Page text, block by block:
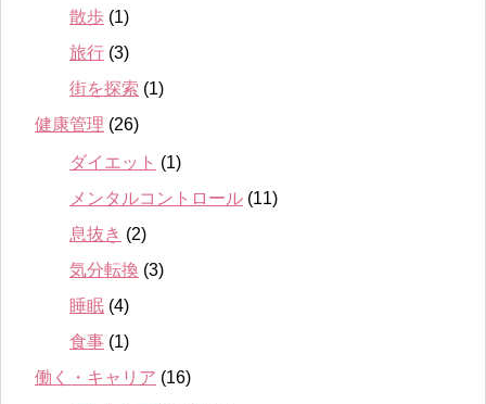
散歩 (1)
旅行 (3)
街を探索 (1)
健康管理 (26)
ダイエット (1)
メンタルコントロール (11)
息抜き (2)
気分転換 (3)
睡眠 (4)
食事 (1)
働く・キャリア (16)